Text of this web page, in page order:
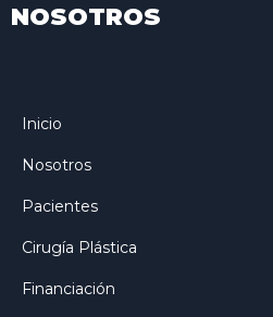
NOSOTROS
Inicio
Nosotros
Pacientes
Cirugía Plástica
Financiación